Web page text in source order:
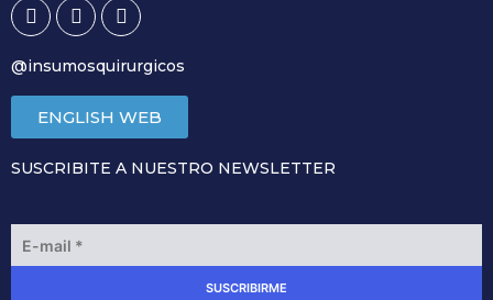
@insumosquirurgicos
ENGLISH WEB
SUSCRIBITE A NUESTRO NEWSLETTER
m
SUSCRIBIRME